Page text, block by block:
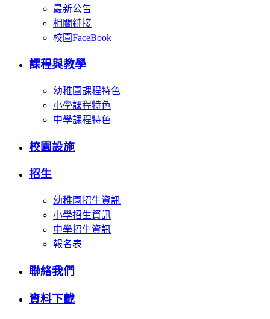
最新公告
相關鏈接
校園FaceBook
課程與教學
幼稚園課程特色
小學課程特色
中學課程特色
校園設施
招生
幼稚園招生資訊
小學招生資訊
中學招生資訊
報名表
聯絡我們
資料下載